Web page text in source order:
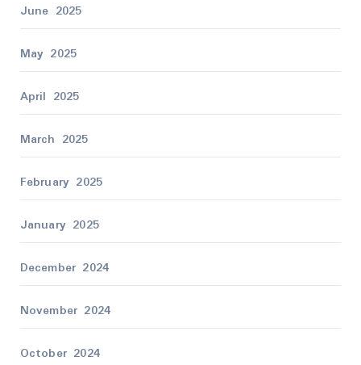
June 2025
May 2025
April 2025
March 2025
February 2025
January 2025
December 2024
November 2024
October 2024